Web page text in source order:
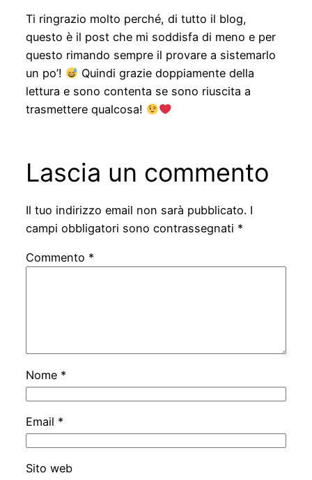
Ti ringrazio molto perché, di tutto il blog,
questo è il post che mi soddisfa di meno e per
questo rimando sempre il provare a sistemarlo
un po’!
Quindi grazie doppiamente della
lettura e sono contenta se sono riuscita a
trasmettere qualcosa!
Lascia un commento
Il tuo indirizzo email non sarà pubblicato. I
campi obbligatori sono contrassegnati *
Commento *
Nome *
Email *
Sito web